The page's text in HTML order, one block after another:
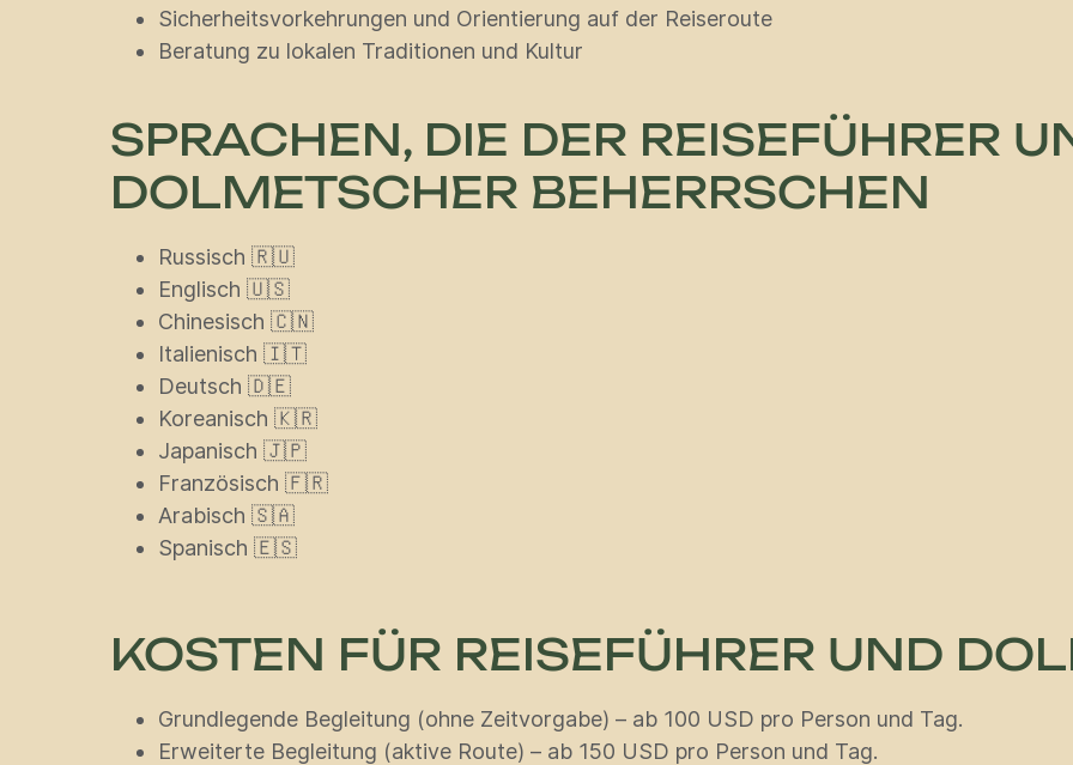
Sicherheitsvorkehrungen und Orientierung auf der Reiseroute
Beratung zu lokalen Traditionen und Kultur
SPRACHEN, DIE DER REISEFÜHRER
DOLMETSCHER BEHERRSCHEN
Russisch 🇷🇺
Englisch 🇺🇸
Chinesisch 🇨🇳
Italienisch 🇮🇹
Deutsch 🇩🇪
Koreanisch 🇰🇷
Japanisch 🇯🇵
Französisch 🇫🇷
Arabisch 🇸🇦
Spanisch 🇪🇸
KOSTEN FÜR REISEFÜHRER UND
Grundlegende Begleitung (ohne Zeitvorgabe) – ab 100 USD pro Person und Tag.
Erweiterte Begleitung (aktive Route) – ab 150 USD pro Person und Tag.